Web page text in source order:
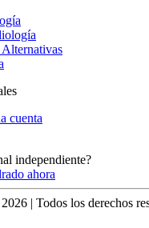
Alternativas
cuenta
independiente?
ahora
2026 | Todos los derechos